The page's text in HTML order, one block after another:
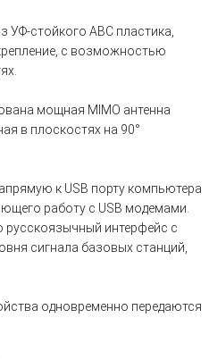
УФ-стойкого ABC пластика,
с возможностью
мощная MIMO антенна
в плоскостях на 90°
к USB порту компьютера
работу с USB модемами.
русскоязычный интерфейс с
сигнала базовых станций,
одновременно передаются